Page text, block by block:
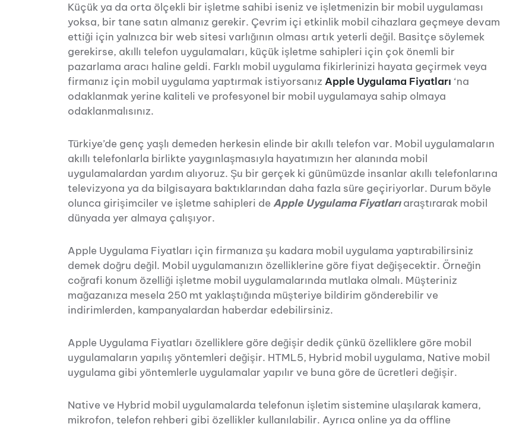
Küçük ya da orta ölçekli bir işletme sahibi iseniz ve işletmenizin bir mobil uygulaması
yoksa, bir tane satın almanız gerekir. Çevrim içi etkinlik mobil cihazlara geçmeye devam
ettiği için yalnızca bir web sitesi varlığının olması artık yeterli değil. Basitçe söylemek
gerekirse, akıllı telefon uygulamaları, küçük işletme sahipleri için çok önemli bir
pazarlama aracı haline geldi. Farklı mobil uygulama fikirlerinizi hayata geçirmek veya
firmanız için mobil uygulama yaptırmak istiyorsanız Apple Uygulama Fiyatları ‘na
odaklanmak yerine kaliteli ve profesyonel bir mobil uygulamaya sahip olmaya
odaklanmalısınız.
Türkiye’de genç yaşlı demeden herkesin elinde bir akıllı telefon var. Mobil uygulamaların
akıllı telefonlarla birlikte yaygınlaşmasıyla hayatımızın her alanında mobil
uygulamalardan yardım alıyoruz. Şu bir gerçek ki günümüzde insanlar akıllı telefonlarına
televizyona ya da bilgisayara baktıklarından daha fazla süre geçiriyorlar. Durum böyle
olunca girişimciler ve işletme sahipleri de Apple Uygulama Fiyatlarıaraştırarak mobil
dünyada yer almaya çalışıyor.
Apple Uygulama Fiyatları için firmanıza şu kadara mobil uygulama yaptırabilirsiniz
demek doğru değil. Mobil uygulamanızın özelliklerine göre fiyat değişecektir. Örneğin
coğrafi konum özelliği işletme mobil uygulamalarında mutlaka olmalı. Müşteriniz
mağazanıza mesela 250 mt yaklaştığında müşteriye bildirim gönderebilir ve
indirimlerden, kampanyalardan haberdar edebilirsiniz.
Apple Uygulama Fiyatları özelliklere göre değişir dedik çünkü özelliklere göre mobil
uygulamaların yapılış yöntemleri değişir. HTML5, Hybrid mobil uygulama, Native mobil
uygulama gibi yöntemlerle uygulamalar yapılır ve buna göre de ücretleri değişir.
Native ve Hybrid mobil uygulamalarda telefonun işletim sistemine ulaşılarak kamera,
mikrofon, telefon rehberi gibi özellikler kullanılabilir. Ayrıca online ya da offline